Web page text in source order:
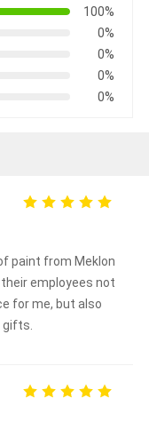
100%
0%
0%
0%
0%
paint from Meklon
employees not
for me, but also
gifts.